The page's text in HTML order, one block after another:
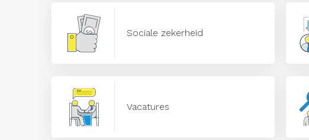
Sociale zekerheid
Vacatures